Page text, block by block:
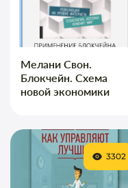
Мелани Свон.
Блокчейн. Схема
новой экономики
3302